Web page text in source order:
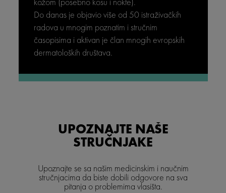
Do danas je objavio više od 50 istraživačkih
radova u mnogim poznatim i stručnim
časopisima i aktivan je član mnogih evropskih
dermatoloških društava.
UPOZNAJTE NAŠE
STRUČNJAKE
Upoznajte se sa našim medicinskim i naučnim
stručnjacima da biste dobili odgovore na sva
pitanja o problemima vlasišta.